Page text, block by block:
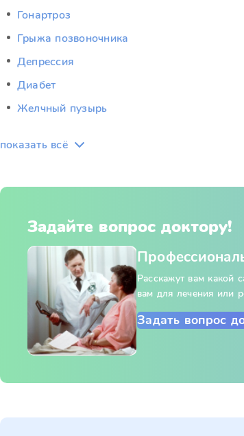
Гонартроз
Грыжа позвоночника
Депрессия
Диабет
Желчный пузырь
показать всё
Задайте вопрос доктору!
Расскажут вам какой
вам для лечения или
Задать вопрос